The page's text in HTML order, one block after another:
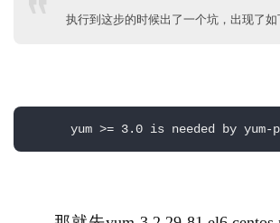
执行到这步的时候出了一个坑，出现了如
yum >= 3.0 is needed by